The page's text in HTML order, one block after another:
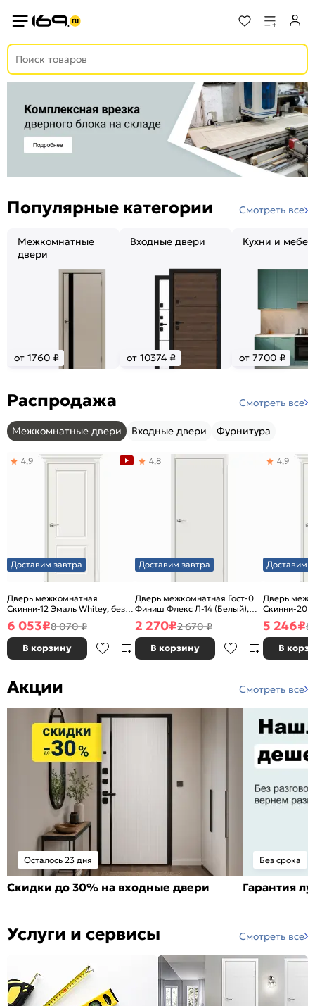
Популярные категории Смотреть все
Межкомнатные
двери
от 1760 ₽
Входные двери
от 10374 ₽
Кухни и
от 7700 ₽
Распродажа Смотреть все
Межкомнатные двери Входные двери Фурнитура
Доставим завтра
Дверь межкомнатная
Скинни-12 Эмаль Whitey, без
декора, глухая, без стекла,
без кромки, скиновая
4,9
6 053₽8 070 ₽
В корзину
Доставим завтра
Дверь межкомнатная Гост-0
Финиш Флекс Л-14 (Белый),
глухая, каркасно-щитовая
4,8
2 270₽2 670 ₽
В корзину
Доставим
Дверь
Скинни-20
декора,
без кромки,
4,9
5 246₽8
В
Акции Смотреть все
Осталось 23 дня
Скидки до 30% на входные двери
Без срока
Гарантия
Услуги и сервисы Смотреть все